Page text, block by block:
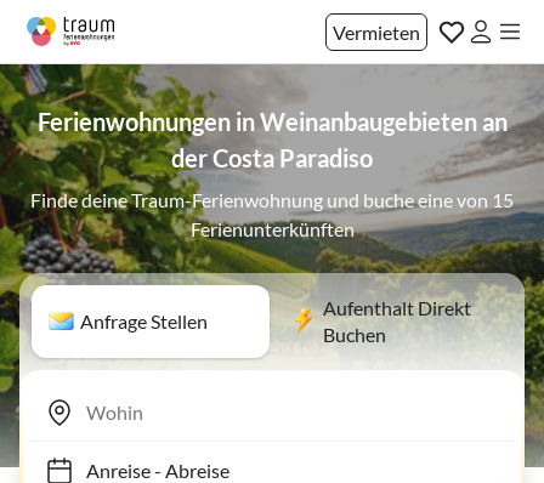
Vermieten
Ferienwohnungen in Weinanbaugebieten an
der Costa Paradiso
Finde deine Traum-Ferienwohnung und buche eine von 15
Ferienunterkünften
Anfrage Stellen
Aufenthalt Direkt
Buchen
Anreise- Abreise